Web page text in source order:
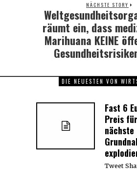
NÄCHSTE STORY
Next
räumt ein, dass
Marihuana KEINE
DIE NEUESTEN VON
Fast 6
Preis
nächste
Tweet